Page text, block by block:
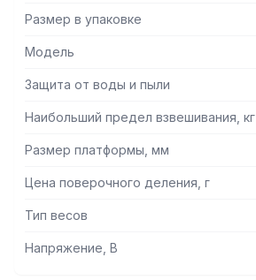
Размер в упаковке
Модель
Защита от воды и пыли
Наибольший предел взвешивания, кг
Размер платформы, мм
Цена поверочного деления, г
Тип весов
Напряжение, В